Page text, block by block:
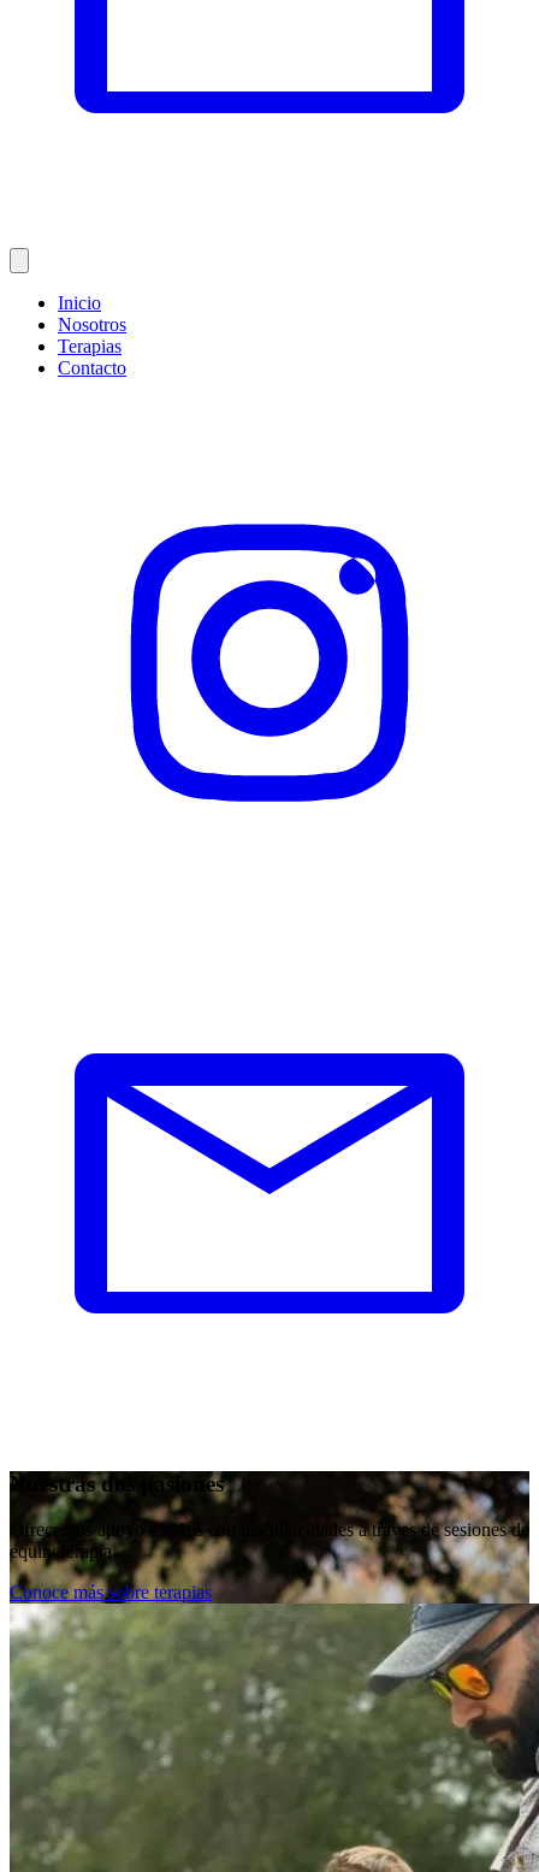
Inicio
Nosotros
Terapias
Contacto
Nuestras dos pasiones
Ofrecemos apoyo a niños con discapacidades a tráves de sesiones de
equinoterapia
Conoce más sobre terapias